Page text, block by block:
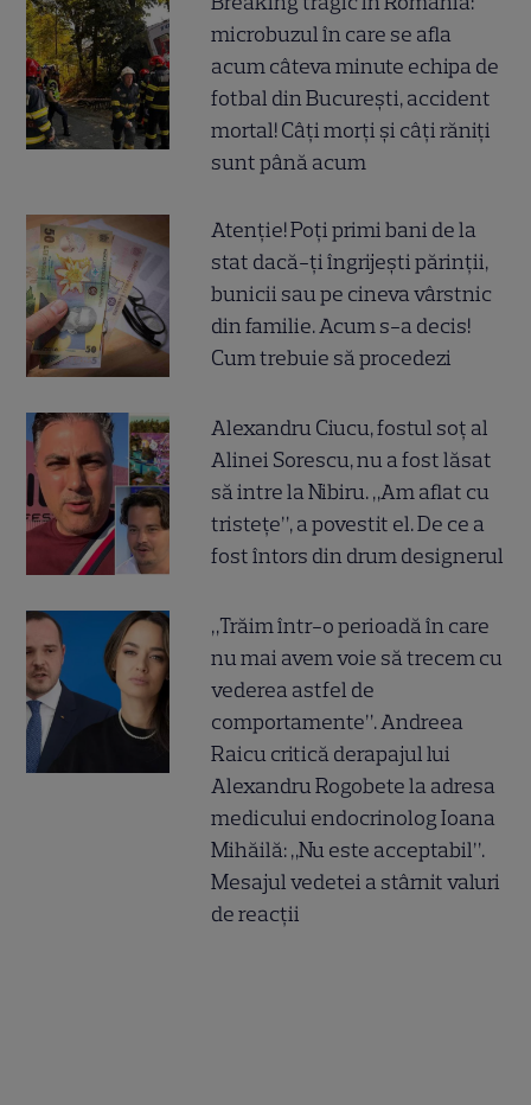
microbuzul în care se afla
acum câteva minute echipa de
fotbal din București, accident
mortal! Câți morți și câți răniți
sunt până acum
Atenție! Poți primi bani de la
stat dacă-ți îngrijești părinții,
bunicii sau pe cineva vârstnic
din familie. Acum s-a decis!
Cum trebuie să procedezi
Alexandru Ciucu, fostul soț al
Alinei Sorescu, nu a fost lăsat
să intre la Nibiru. „Am aflat cu
tristețe”, a povestit el. De ce a
fost întors din drum designerul
„Trăim într-o perioadă în care
nu mai avem voie să trecem cu
vederea astfel de
comportamente”. Andreea
Raicu critică derapajul lui
Alexandru Rogobete la adresa
medicului endocrinolog Ioana
Mihăilă: „Nu este acceptabil”.
Mesajul vedetei a stârnit valuri
de reacții